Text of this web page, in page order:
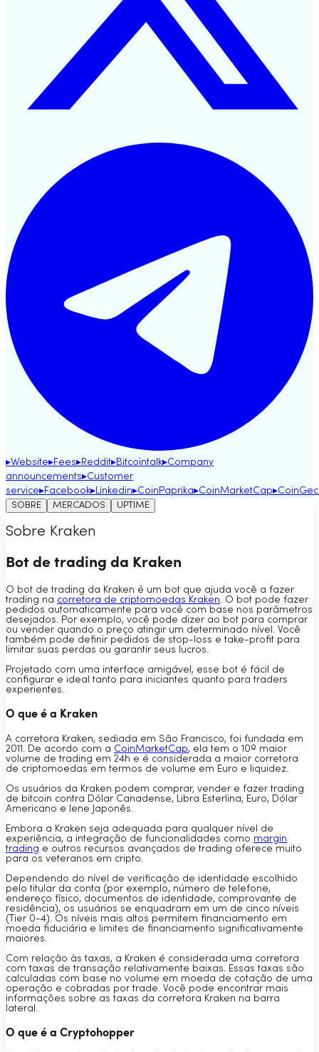
▸Website▸Fees▸Reddit▸Bitcointalk▸Company
announcements▸Customer
service▸Facebook▸Linkedin▸CoinPaprika▸CoinMarketCap▸
SOBRE
MERCADOS UPTIME
Sobre Kraken
Bot de trading da Kraken
O bot de trading da Kraken é um bot que ajuda você a fazer
trading na corretora de criptomoedas Kraken. O bot pode fazer
pedidos automaticamente para você com base nos parâmetros
desejados. Por exemplo, você pode dizer ao bot para comprar
ou vender quando o preço atingir um determinado nível. Você
também pode definir pedidos de stop-loss e take-profit para
limitar suas perdas ou garantir seus lucros.
Projetado com uma interface amigável, esse bot é fácil de
configurar e ideal tanto para iniciantes quanto para traders
experientes.
O que é a Kraken
A corretora Kraken, sediada em São Francisco, foi fundada em
2011. De acordo com a CoinMarketCap, ela tem o 10º maior
volume de trading em 24h e é considerada a maior corretora
de criptomoedas em termos de volume em Euro e liquidez.
Os usuários da Kraken podem comprar, vender e fazer trading
de bitcoin contra Dólar Canadense, Libra Esterlina, Euro, Dólar
Americano e Iene Japonês.
Embora a Kraken seja adequada para qualquer nível de
experiência, a integração de funcionalidades como margin
trading e outros recursos avançados de trading oferece muito
para os veteranos em cripto.
Dependendo do nível de verificação de identidade escolhido
pelo titular da conta (por exemplo, número de telefone,
endereço físico, documentos de identidade, comprovante de
residência), os usuários se enquadram em um de cinco níveis
(Tier 0-4). Os níveis mais altos permitem financiamento em
moeda fiduciária e limites de financiamento significativamente
maiores.
Com relação às taxas, a Kraken é considerada uma corretora
com taxas de transação relativamente baixas. Essas taxas são
calculadas com base no volume em moeda de cotação de uma
operação e cobradas por trade. Você pode encontrar mais
informações sobre as taxas da corretora Kraken na barra
lateral.
O que é a Cryptohopper